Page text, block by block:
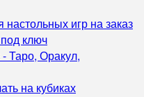
игр на заказ
ключ
- Таро, Оракул,
на кубиках